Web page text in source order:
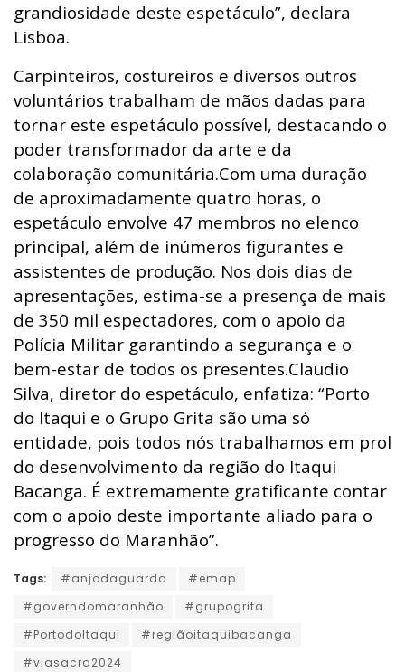
grandiosidade deste espetáculo”, declara
Lisboa.
Carpinteiros, costureiros e diversos outros
voluntários trabalham de mãos dadas para
tornar este espetáculo possível, destacando o
poder transformador da arte e da
colaboração comunitária.Com uma duração
de aproximadamente quatro horas, o
espetáculo envolve 47 membros no elenco
principal, além de inúmeros figurantes e
assistentes de produção. Nos dois dias de
apresentações, estima-se a presença de mais
de 350 mil espectadores, com o apoio da
Polícia Militar garantindo a segurança e o
bem-estar de todos os presentes.Claudio
Silva, diretor do espetáculo, enfatiza: “Porto
do Itaqui e o Grupo Grita são uma só
entidade, pois todos nós trabalhamos em prol
do desenvolvimento da região do Itaqui
Bacanga. É extremamente gratificante contar
com o apoio deste importante aliado para o
progresso do Maranhão”.
Tags: #anjodaguarda
#emap
#governdomaranhão
#grupogrita
#PortodoItaqui
#regiãoitaquibacanga
#viasacra2024